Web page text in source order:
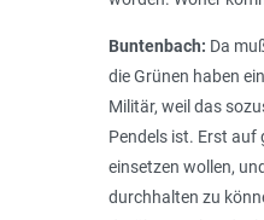
Buntenbach: Da
die Grünen haben
Militär, weil das
Pendels ist. Erst auf
einsetzen wollen,
durchhalten zu